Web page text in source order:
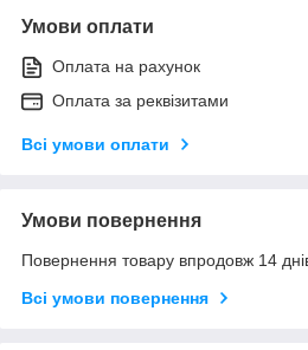
Умови оплати
Оплата на рахунок
Оплата за реквізитами
Всі умови оплати
Умови повернення
Повернення товару впродовж 14
Всі умови повернення